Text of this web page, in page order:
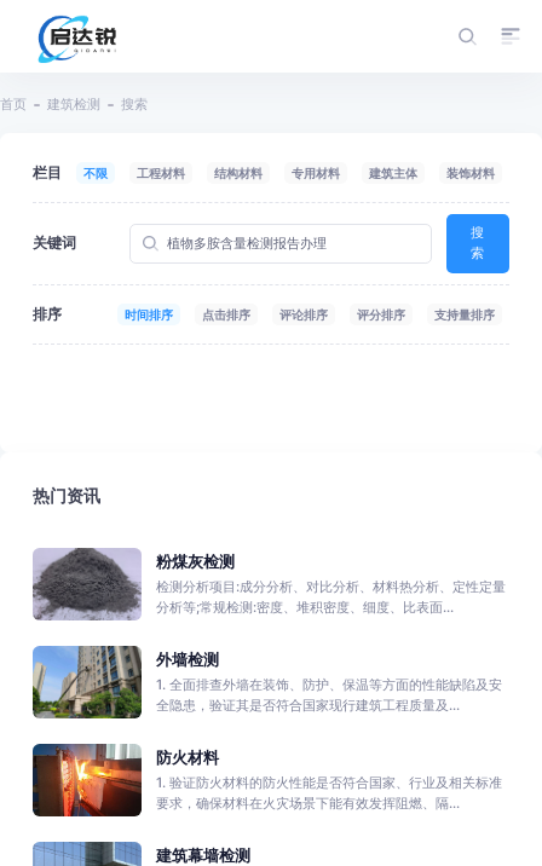
首页 建筑检测 搜索
栏目 不限 工程材料 结构材料 专用材料 建筑主体 装饰材料
关键词
搜
索
排序 时间排序 点击排序 评论排序 评分排序 支持量排序
热门资讯
粉煤灰检测
检测分析项目:成分分析、对比分析、材料热分析、定性定量
分析等;常规检测:密度、堆积密度、细度、比表面...
外墙检测
1. 全面排查外墙在装饰、防护、保温等方面的性能缺陷及安
全隐患，验证其是否符合国家现行建筑工程质量及...
防火材料
1. 验证防火材料的防火性能是否符合国家、行业及相关标准
要求，确保材料在火灾场景下能有效发挥阻燃、隔...
建筑幕墙检测